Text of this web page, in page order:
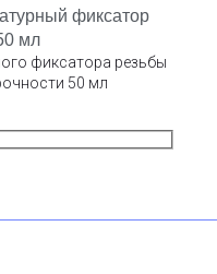
фиксатор
мл